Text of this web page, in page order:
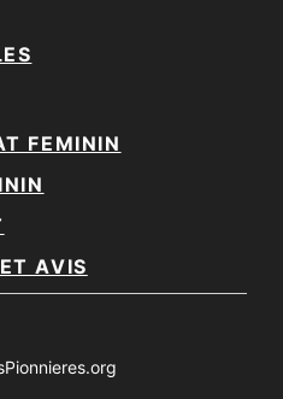
FEMININ
AVIS